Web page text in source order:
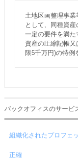
土地区画整理事
として、同種資
一定の要件を満
資産の圧縮記帳
限5千万円)の特例
バックオフィスのサービ
組織化されたプロフェ
正確